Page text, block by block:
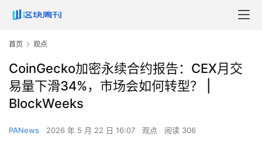
首页 观点
CoinGecko加密永续合约报告：CEX月交
易量下滑34%，市场会如何转型？ |
BlockWeeks
PANews 2026 年 5 月 22 日 16:07 观点 阅读 306